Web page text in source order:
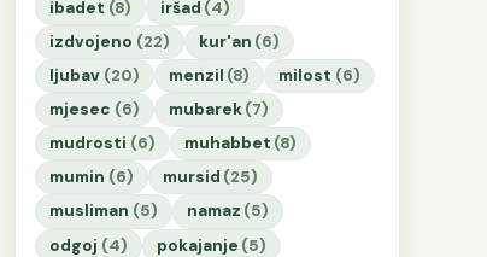
ibadet (8) iršad (4)
izdvojeno (22) kur'an (6)
ljubav (20) menzil (8) milost (6)
mjesec (6) mubarek (7)
mudrosti (6) muhabbet (8)
mumin (6) mursid (25)
musliman (5) namaz (5)
odgoj (4) pokajanje (5)